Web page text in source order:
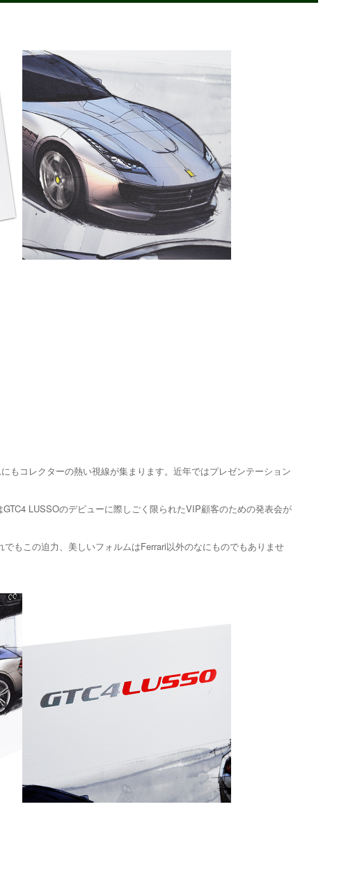
もコレクターの熱い視線が集まります。近年ではプレゼンテーション
LUSSOのデビューに際しごく限られたVIP顧客のための発表会が
もこの迫力、美しいフォルムはFerrari以外のなにものでもありませ